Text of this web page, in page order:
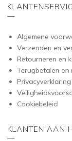
Algemene
Verzenden en
Retourneren en
Terugbetalen en
Privacyverklaring
Cookiebeleid
KLANTEN AAN